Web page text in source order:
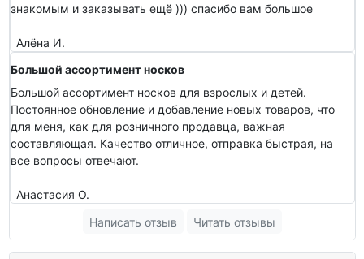
знакомым и заказывать ещё ))) спасибо вам большое
Алёна И.
Большой ассортимент носков
Большой ассортимент носков для взрослых и детей.
Постоянное обновление и добавление новых товаров, что
для меня, как для розничного продавца, важная
составляющая. Качество отличное, отправка быстрая, на
все вопросы отвечают.
Анастасия О.
Написать отзыв
Читать отзывы